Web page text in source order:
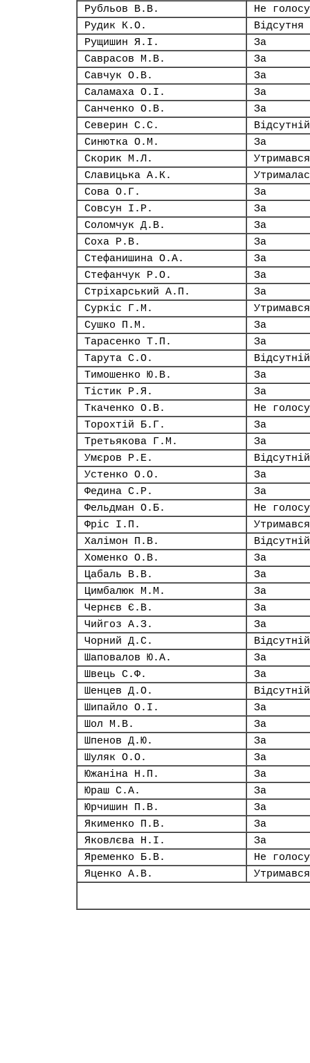
Рубльов В.В.
Не
Рудик К.О.
Відсутня
Рущишин Я.І.
За
Саврасов М.В.
За
Савчук О.В.
За
Саламаха О.І.
За
Санченко О.В.
За
Северин С.С.
Відсутній
Синютка О.М.
За
Скорик М.Л.
Утримався
Славицька А.К.
Сова О.Г.
За
Совсун І.Р.
За
Соломчук Д.В.
За
Соха Р.В.
За
Стефанишина О.А.
За
Стефанчук Р.О.
За
Стріхарський А.П.
За
Суркіс Г.М.
Утримався
Сушко П.М.
За
Тарасенко Т.П.
За
Тарута С.О.
Відсутній
Тимошенко Ю.В.
За
Тістик Р.Я.
За
Ткаченко О.В.
Не
Торохтій Б.Г.
За
Третьякова Г.М.
За
Умєров Р.Е.
Відсутній
Устенко О.О.
За
Федина С.Р.
За
Фельдман О.Б.
Не
Фріс І.П.
Утримався
Халімон П.В.
Відсутній
Хоменко О.В.
За
Цабаль В.В.
За
Цимбалюк М.М.
За
Чернєв Є.В.
За
Чийгоз А.З.
За
Чорний Д.С.
Відсутній
Шаповалов Ю.А.
За
Швець С.Ф.
За
Шенцев Д.О.
Відсутній
Шипайло О.І.
За
Шол М.В.
За
Шпенов Д.Ю.
За
Шуляк О.О.
За
Южаніна Н.П.
За
Юраш С.А.
За
Юрчишин П.В.
За
Якименко П.В.
За
Яковлєва Н.І.
За
Яременко Б.В.
Не
Яценко А.В.
Утримався